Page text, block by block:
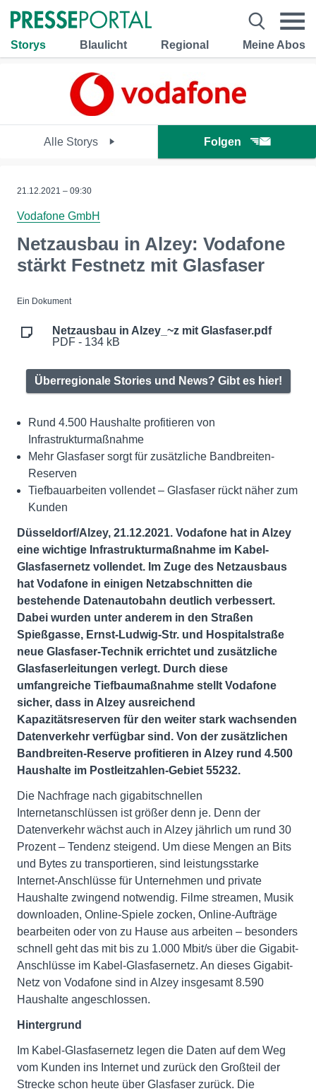
Storys Blaulicht Regional Meine Abos
Alle Storys Folgen
21.12.2021 – 09:30
Vodafone GmbH
Netzausbau in Alzey: Vodafone
stärkt Festnetz mit Glasfaser
Ein Dokument
Netzausbau in Alzey_~z mit Glasfaser.pdf
PDF - 134 kB
Überregionale Stories und News? Gibt es hier!
Rund 4.500 Haushalte profitieren von
Infrastrukturmaßnahme
Mehr Glasfaser sorgt für zusätzliche Bandbreiten-
Reserven
Tiefbauarbeiten vollendet – Glasfaser rückt näher zum
Kunden
Düsseldorf/Alzey, 21.12.2021. Vodafone hat in Alzey
eine wichtige Infrastrukturmaßnahme im Kabel-
Glasfasernetz vollendet. Im Zuge des Netzausbaus
hat Vodafone in einigen Netzabschnitten die
bestehende Datenautobahn deutlich verbessert.
Dabei wurden unter anderem in den Straßen
Spießgasse, Ernst-Ludwig-Str. und Hospitalstraße
neue Glasfaser-Technik errichtet und zusätzliche
Glasfaserleitungen verlegt. Durch diese
umfangreiche Tiefbaumaßnahme stellt Vodafone
sicher, dass in Alzey ausreichend
Kapazitätsreserven für den weiter stark wachsenden
Datenverkehr verfügbar sind. Von der zusätzlichen
Bandbreiten-Reserve profitieren in Alzey rund 4.500
Haushalte im Postleitzahlen-Gebiet 55232.
Die Nachfrage nach gigabitschnellen
Internetanschlüssen ist größer denn je. Denn der
Datenverkehr wächst auch in Alzey jährlich um rund 30
Prozent – Tendenz steigend. Um diese Mengen an Bits
und Bytes zu transportieren, sind leistungsstarke
Internet-Anschlüsse für Unternehmen und private
Haushalte zwingend notwendig. Filme streamen, Musik
downloaden, Online-Spiele zocken, Online-Aufträge
bearbeiten oder von zu Hause aus arbeiten – besonders
schnell geht das mit bis zu 1.000 Mbit/s über die Gigabit-
Anschlüsse im Kabel-Glasfasernetz. An dieses Gigabit-
Netz von Vodafone sind in Alzey insgesamt 8.590
Haushalte angeschlossen.
Hintergrund
Im Kabel-Glasfasernetz legen die Daten auf dem Weg
vom Kunden ins Internet und zurück den Großteil der
Strecke schon heute über Glasfaser zurück. Die